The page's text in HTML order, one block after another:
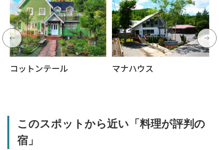
コットンテール マナハウス
このスポットから近い「料理が評判の
宿」